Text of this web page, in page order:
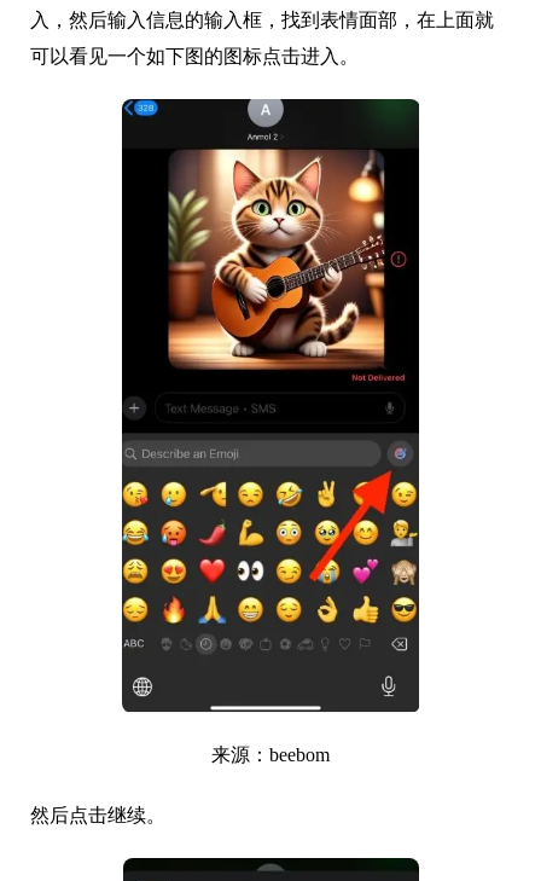
入，然后输入信息的输入框，找到表情面部，在上面就
可以看见一个如下图的图标点击进入。
来源：beebom
然后点击继续。